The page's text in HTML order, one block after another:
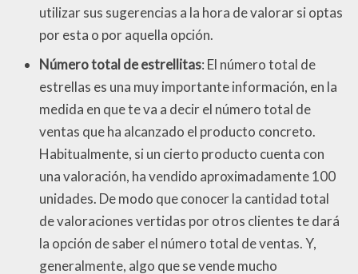
utilizar sus sugerencias a la hora de valorar si optas
por esta o por aquella opción.
Número total de estrellitas: El número total de
estrellas es una muy importante información, en la
medida en que te va a decir el número total de
ventas que ha alcanzado el producto concreto.
Habitualmente, si un cierto producto cuenta con
una valoración, ha vendido aproximadamente 100
unidades. De modo que conocer la cantidad total
de valoraciones vertidas por otros clientes te dará
la opción de saber el número total de ventas. Y,
generalmente, algo que se vende mucho